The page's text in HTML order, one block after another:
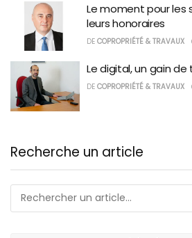
Le moment pour les
leurs honoraires
DE COPROPRIÉTÉ & TRAVAUX
Le digital, un gain
DE COPROPRIÉTÉ & TRAVAUX
Recherche un article